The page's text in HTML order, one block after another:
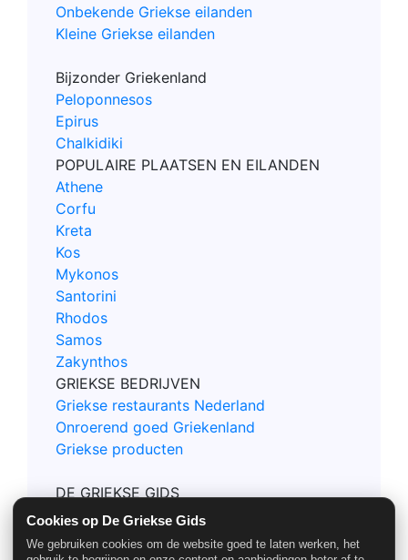
Cookies op De Griekse Gids
We gebruiken cookies om de website goed te laten werken, het
Onbekende Griekse eilanden
Kleine Griekse eilanden
Bijzonder Griekenland
Peloponnesos
Epirus
Chalkidiki
POPULAIRE PLAATSEN EN EILANDEN
Athene
Corfu
Kreta
Kos
Mykonos
Santorini
Rhodos
Samos
Zakynthos
GRIEKSE BEDRIJVEN
Griekse restaurants Nederland
Onroerend goed Griekenland
Griekse producten
DE GRIEKSE GIDS
Contact
Privacy en Cookie policy